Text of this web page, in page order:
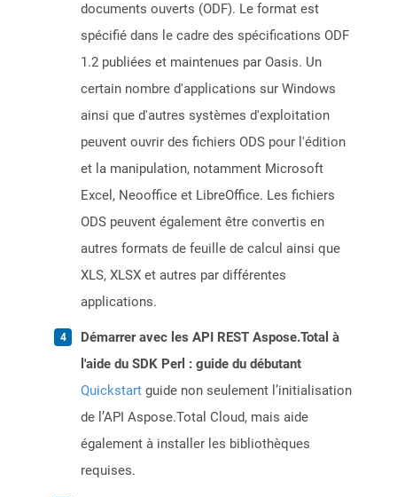
documents ouverts (ODF). Le format est
spécifié dans le cadre des spécifications ODF
1.2 publiées et maintenues par Oasis. Un
certain nombre d'applications sur Windows
ainsi que d'autres systèmes d'exploitation
peuvent ouvrir des fichiers ODS pour l'édition
et la manipulation, notamment Microsoft
Excel, Neooffice et LibreOffice. Les fichiers
ODS peuvent également être convertis en
autres formats de feuille de calcul ainsi que
XLS, XLSX et autres par différentes
applications.
Démarrer avec les API REST Aspose.Total à
l'aide du SDK Perl : guide du débutant
Quickstart guide non seulement l’initialisation
de l’API Aspose.Total Cloud, mais aide
également à installer les bibliothèques
requises.